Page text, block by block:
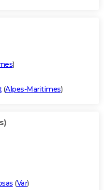
)
(Alpes-Maritimes)
(Var)